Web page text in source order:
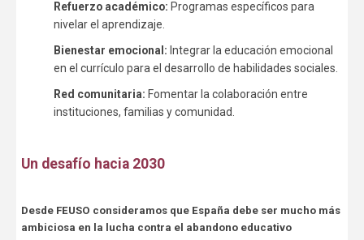
Refuerzo académico: Programas específicos para
nivelar el aprendizaje.
Bienestar emocional: Integrar la educación emocional
en el currículo para el desarrollo de habilidades sociales.
Red comunitaria: Fomentar la colaboración entre
instituciones, familias y comunidad.
Un desafío hacia 2030
Desde FEUSO consideramos que España debe ser mucho más
ambiciosa en la lucha contra el abandono educativo